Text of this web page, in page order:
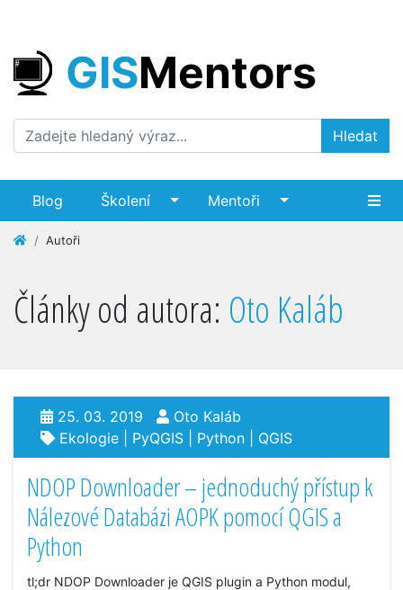
GISMentors
Hledat
Blog Školení Mentoři
Autoři
Články od autora: Oto Kaláb
25. 03. 2019
Oto Kaláb
Ekologie
PyQGIS Python QGIS
NDOP Downloader – jednoduchý přístup k
Nálezové Databázi AOPK pomocí QGIS a
Python
tl;dr NDOP Downloader je QGIS plugin a Python modul,